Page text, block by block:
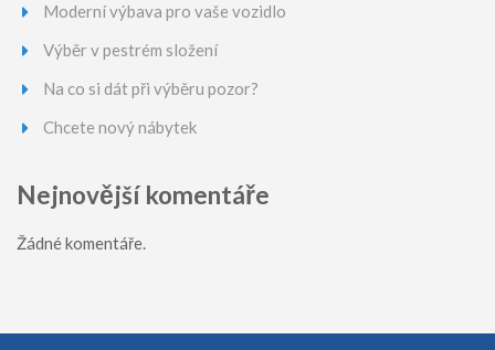
Moderní výbava pro vaše vozidlo
Výběr v pestrém složení
Na co si dát při výběru pozor?
Chcete nový nábytek
Nejnovější komentáře
Žádné komentáře.